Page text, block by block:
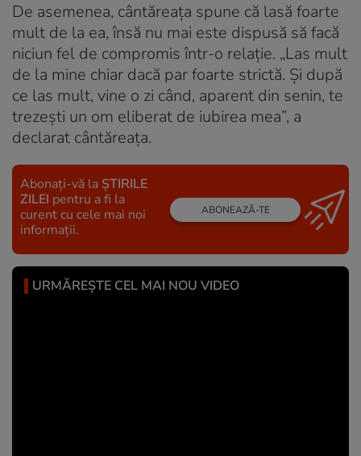
De asemenea, cântăreața spune că lasă foarte
mult de la ea, însă nu mai este dispusă să facă
niciun fel de compromis într-o relație. „Las mult
de la mine chiar dacă par foarte strictă. Și după
ce las mult, vine o zi când, aparent din senin, te
trezești un om eliberat de iubirea mea”, a
declarat cântăreața.
Abonați-vă la ȘTIRILE
ZILEI pentru a fi la
curent cu cele mai noi
informații.
ABONEAZĂ-TE
URMĂREȘTE CEL MAI NOU VIDEO